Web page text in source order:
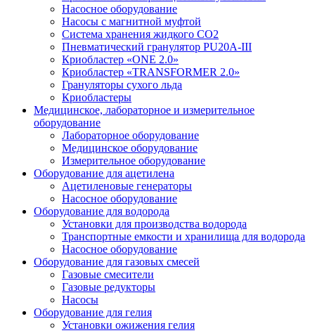
Насосное оборудование
Насосы с магнитной муфтой
Система хранения жидкого CO2
Пневматический гранулятор PU20A-III
Криобластер «ONE 2.0»
Криобластер «TRANSFORMER 2.0»
Грануляторы сухого льда
Криобластеры
Медицинское, лабораторное и измерительное
оборудование
Лабораторное оборудование
Медицинское оборудование
Измерительное оборудование
Оборудование для ацетилена
Ацетиленовые генераторы
Насосное оборудование
Оборудование для водорода
Установки для производства водорода
Транспортные емкости и хранилища для водорода
Насосное оборудование
Оборудование для газовых смесей
Газовые смесители
Газовые редукторы
Насосы
Оборудование для гелия
Установки ожижения гелия